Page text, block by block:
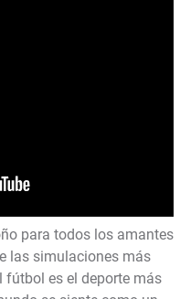
para todos los amantes
las simulaciones más
fútbol es el deporte más